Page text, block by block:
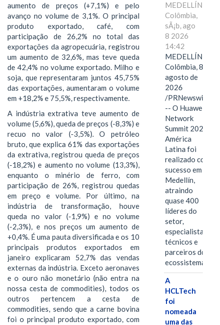
aumento de preços (+7,1%) e pelo
avanço no volume de 3,1%. O principal
produto exportado, café, com
participação de 26,2% no total das
exportações da agropecuária, registrou
um aumento de 32,6%, mas teve queda
de 42,4% no volume exportado. Milho e
soja, que representaram juntos 45,75%
das exportações, aumentaram o volume
em +18,2% e 75,5%, respectivamente.
A indústria extrativa teve aumento de
volume (5,6%), queda de preços (-8,3%) e
recuo no valor (-3,5%). O petróleo
bruto, que explica 61% das exportações
da extrativa, registrou queda de preços
(-18,2%) e aumento no volume (13,3%),
enquanto o minério de ferro, com
participação de 26%, registrou quedas
em preço e volume. Por último, na
indústria de transformação, houve
queda no valor (-1,9%) e no volume
(-2,3%), e nos preços um aumento de
+0,4%. É uma pauta diversificada e os 10
principais produtos exportados em
janeiro explicaram 52,7% das vendas
externas da indústria. Exceto aeronaves
e o ouro não monetário (não entra na
nossa cesta de commodities), todos os
outros pertencem a cesta de
commodities, sendo que a carne bovina
foi o principal produto exportado, com
MEDELLÍN,
Colômbia,
sÃ¡b, ago
8 2026
14:42
MEDELLÍN,
Colômbia, 8 de
agosto de
2026
/PRNewswire/
-- O Huawei
Network
Summit 2026
América
Latina foi
realizado com
sucesso em
Medellín,
atraindo
quase 400
líderes do
setor,
especialistas
técnicos e
parceiros do
ecossistema.…
A
HCLTech
foi
nomeada
uma das